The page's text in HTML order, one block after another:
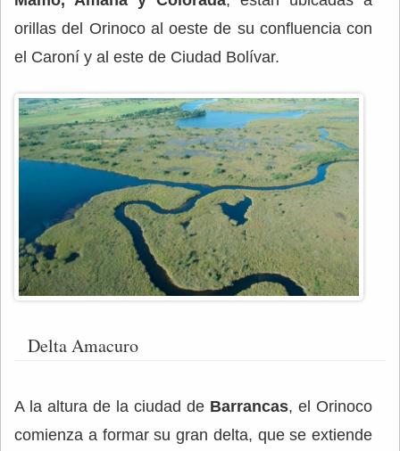
orillas del Orinoco al oeste de su confluencia con
el Caroní y al este de Ciudad Bolívar.
Delta Amacuro
A la altura de la ciudad de Barrancas, el Orinoco
comienza a formar su gran delta, que se extiende